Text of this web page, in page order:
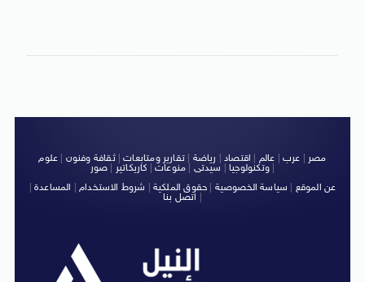
مصر عرب عالم اقتصاد رياضة |تقارير ومتابعات|ثقافة وفنون
علوم
وتكنولوجيا| سيدتى منوعات كاريكاتير صور
|
عن الموقع
سياسة الخصوصية حقوق الملكية شروط الاستخدام| المساعدة|
اتصل بنا